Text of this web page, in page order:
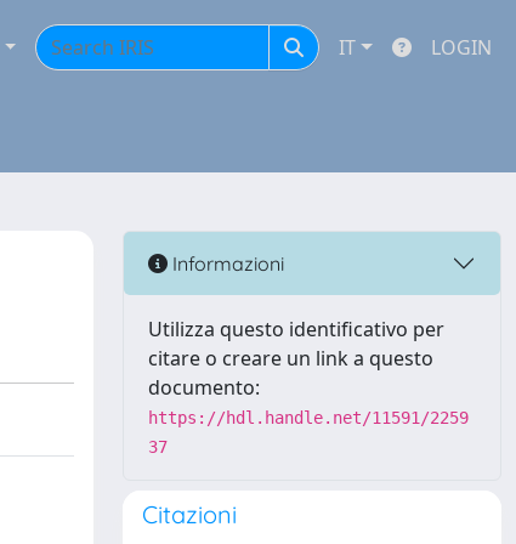
IT LOGIN
Informazioni
Utilizza questo identificativo per
citare o creare un link a questo
documento:
https://hdl.handle.net/11591/2259
37
Citazioni